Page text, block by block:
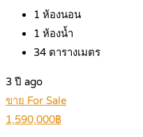
1 ห้องนอน
1 ห้องน้ำ
34 ตารางเมตร
3 ปี ago
ขาย For Sale
1,590,000฿